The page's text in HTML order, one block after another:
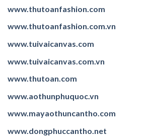
www.thutoanfashion.com
www.thutoanfashion.com.vn
www.tuivaicanvas.com
www.tuivaicanvas.com.vn
www.thutoan.com
www.aothunphuquoc.vn
www.mayaothuncantho.com
www.dongphuccantho.net